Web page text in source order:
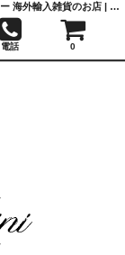
フランス雑貨・輸入雑貨『Zakka MiniMini』| フレンチガーリー 海外輸入雑貨のお店 | かわいい雑貨 | 蚤の市 | アンティーク
電話 0